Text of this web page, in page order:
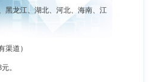
黑龙江、湖北、河北、海南、江
渠道）
。